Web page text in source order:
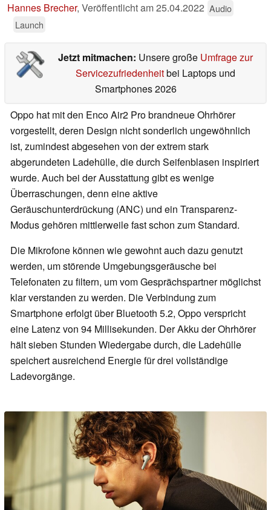
Hannes Brecher, Veröffentlicht am25.04.2022 Audio
Launch
Jetzt mitmachen: Unsere große Umfrage zur
Servicezufriedenheitbei Laptops und
Smartphones 2026
Oppo hat mit den Enco Air2 Pro brandneue Ohrhörer
vorgestellt, deren Design nicht sonderlich ungewöhnlich
ist, zumindest abgesehen von der extrem stark
abgerundeten Ladehülle, die durch Seifenblasen inspiriert
wurde. Auch bei der Ausstattung gibt es wenige
Überraschungen, denn eine aktive
Geräuschunterdrückung (ANC) und ein Transparenz-
Modus gehören mittlerweile fast schon zum Standard.
Die Mikrofone können wie gewohnt auch dazu genutzt
werden, um störende Umgebungsgeräusche bei
Telefonaten zu filtern, um vom Gesprächspartner möglichst
klar verstanden zu werden. Die Verbindung zum
Smartphone erfolgt über Bluetooth 5.2, Oppo verspricht
eine Latenz von 94 Millisekunden. Der Akku der Ohrhörer
hält sieben Stunden Wiedergabe durch, die Ladehülle
speichert ausreichend Energie für drei vollständige
Ladevorgänge.